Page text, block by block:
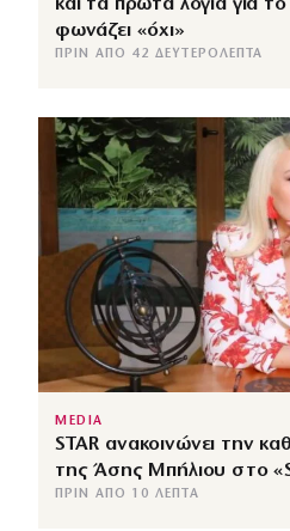
φωνάζει «όχι»
ΠΡΙΝ ΑΠΌ 42 ΔΕΥΤΕΡΌΛΕΠΤΑ
MEDIA
STAR ανακοινώνει την
της Άσης Μπήλιου στο
ΠΡΙΝ ΑΠΌ 10 ΛΕΠΤΆ